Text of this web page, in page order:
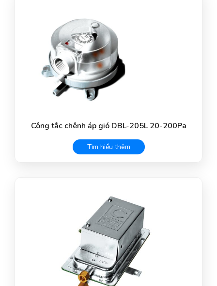
Công tắc chênh áp gió DBL-205L 20-200Pa
Tìm hiểu thêm